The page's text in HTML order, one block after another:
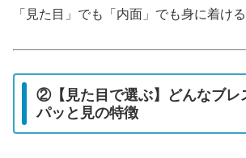
「見た目」でも「内面」でも身に着け
②【見た目で選ぶ】どんなブレ
パッと見の特徴